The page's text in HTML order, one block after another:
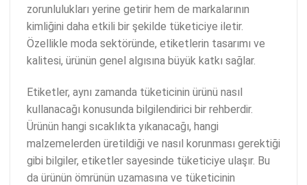
zorunlulukları yerine getirir hem de markalarının
kimliğini daha etkili bir şekilde tüketiciye iletir.
Özellikle moda sektöründe, etiketlerin tasarımı ve
kalitesi, ürünün genel algısına büyük katkı sağlar.
Etiketler, aynı zamanda tüketicinin ürünü nasıl
kullanacağı konusunda bilgilendirici bir rehberdir.
Ürünün hangi sıcaklıkta yıkanacağı, hangi
malzemelerden üretildiği ve nasıl korunması gerektiği
gibi bilgiler, etiketler sayesinde tüketiciye ulaşır. Bu
da ürünün ömrünün uzamasına ve tüketicinin